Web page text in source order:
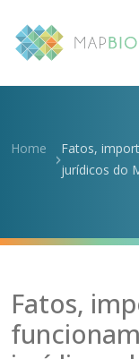
Home
Fatos,
jurídicos do
Fatos,